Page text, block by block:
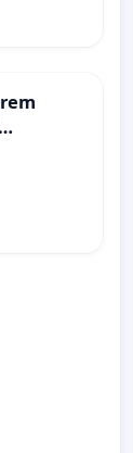
Marius!